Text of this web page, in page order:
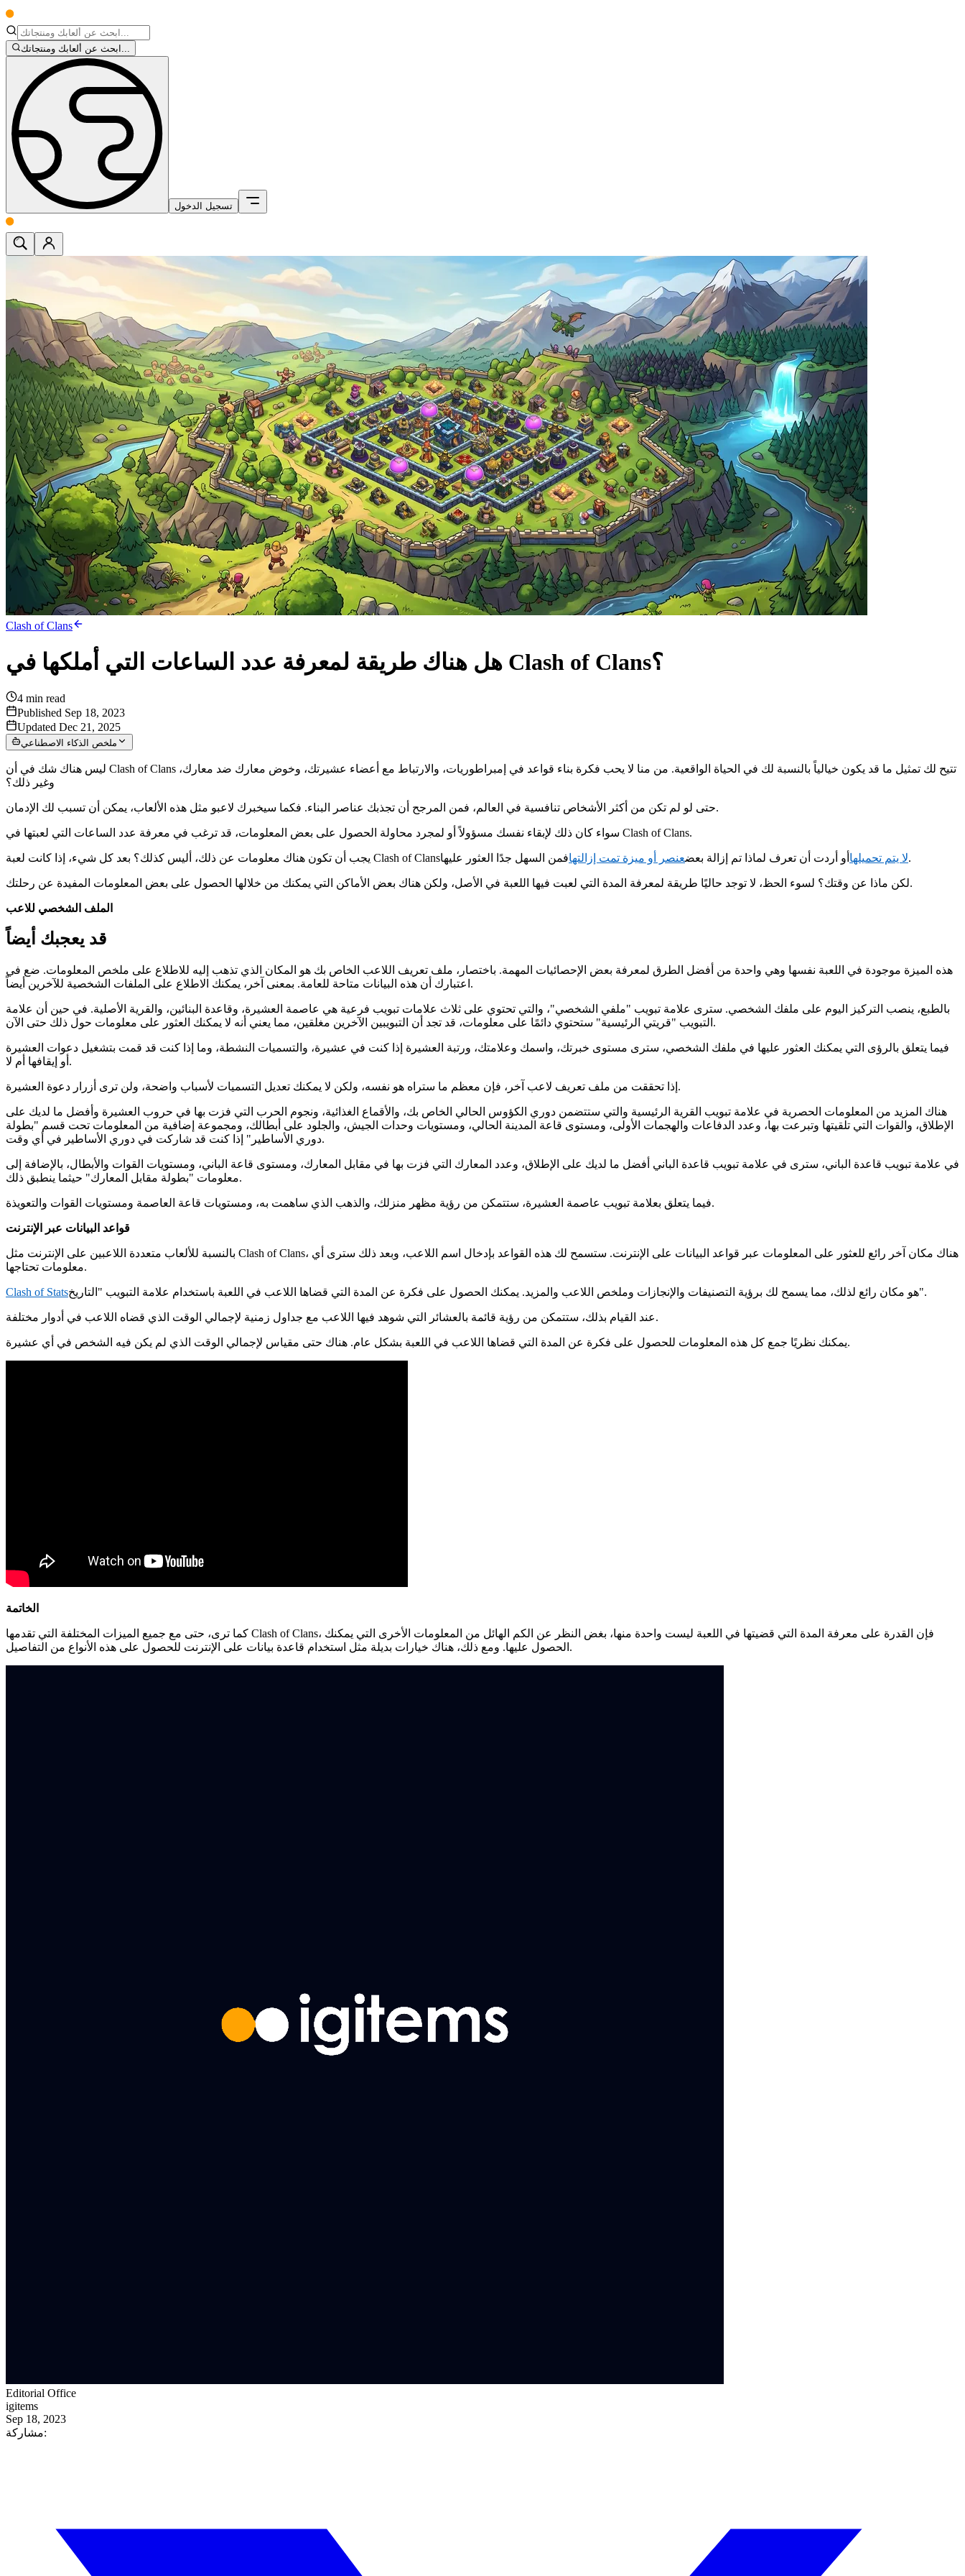
ابحث عن ألعابك ومنتجاتك...
تسجيل الدخول
Clash of Clans
هل هناك طريقة لمعرفة عدد الساعات التي أملكها في Clash of Clans؟
4 min read
Published Sep 18, 2023
Updated Dec 21, 2025
ملخص الذكاء الاصطناعي
ليس هناك شك في أن Clash of Clans تتيح لك تمثيل ما قد يكون خيالياً بالنسبة لك في الحياة الواقعية. من منا لا يحب فكرة بناء قواعد في إمبراطوريات، والارتباط مع أعضاء عشيرتك، وخوض معارك ضد معارك،
وغير ذلك؟
حتى لو لم تكن من أكثر الأشخاص تنافسية في العالم، فمن المرجح أن تجذبك عناصر البناء. فكما سيخبرك لاعبو مثل هذه الألعاب، يمكن أن تسبب لك الإدمان.
سواء كان ذلك لإبقاء نفسك مسؤولاً أو لمجرد محاولة الحصول على بعض المعلومات، قد ترغب في معرفة عدد الساعات التي لعبتها في Clash of Clans.
يجب أن تكون هناك معلومات عن ذلك، أليس كذلك؟ بعد كل شيء، إذا كانت لعبة Clash of Clans لا يتم تحميلها أو أردت أن تعرف لماذا تم إزالة بعضعنصر أو ميزة تمت إزالتها فمن السهل جدًا العثور عليها.
لكن ماذا عن وقتك؟ لسوء الحظ، لا توجد حاليًا طريقة لمعرفة المدة التي لعبت فيها اللعبة في الأصل، ولكن هناك بعض الأماكن التي يمكنك من خلالها الحصول على بعض المعلومات المفيدة عن رحلتك.
الملف الشخصي للاعب
قد يعجبك أيضاً
هذه الميزة موجودة في اللعبة نفسها وهي واحدة من أفضل الطرق لمعرفة بعض الإحصائيات المهمة. باختصار، ملف تعريف اللاعب الخاص بك هو المكان الذي تذهب إليه للاطلاع على ملخص المعلومات. ضع في
اعتبارك أن هذه البيانات متاحة للعامة. بمعنى آخر، يمكنك الاطلاع على الملفات الشخصية للآخرين أيضاً.
بالطبع، ينصب التركيز اليوم على ملفك الشخصي. سترى علامة تبويب "ملفي الشخصي"، والتي تحتوي على ثلاث علامات تبويب فرعية هي عاصمة العشيرة، وقاعدة البنائين، والقرية الأصلية. في حين أن علامة
التبويب "قريتي الرئيسية" ستحتوي دائمًا على معلومات، قد تجد أن التبويبين الآخرين مغلقين، مما يعني أنه لا يمكنك العثور على معلومات حول ذلك حتى الآن.
فيما يتعلق بالرؤى التي يمكنك العثور عليها في ملفك الشخصي، سترى مستوى خبرتك، واسمك وعلامتك، ورتبة العشيرة إذا كنت في عشيرة، والتسميات النشطة، وما إذا كنت قد قمت بتشغيل دعوات العشيرة
أو إيقافها أم لا.
إذا تحققت من ملف تعريف لاعب آخر، فإن معظم ما ستراه هو نفسه، ولكن لا يمكنك تعديل التسميات لأسباب واضحة، ولن ترى أزرار دعوة العشيرة.
هناك المزيد من المعلومات الحصرية في علامة تبويب القرية الرئيسية والتي ستتضمن دوري الكؤوس الحالي الخاص بك، والأقماع الغذائية، ونجوم الحرب التي فزت بها في حروب العشيرة وأفضل ما لديك على
الإطلاق، والقوات التي تلقيتها وتبرعت بها، وعدد الدفاعات والهجمات الأولى، ومستوى قاعة المدينة الحالي، ومستويات وحدات الجيش، والجلود على أبطالك، ومجموعة إضافية من المعلومات تحت قسم "بطولة
دوري الأساطير" إذا كنت قد شاركت في دوري الأساطير في أي وقت.
في علامة تبويب قاعدة الباني، سترى في علامة تبويب قاعدة الباني أفضل ما لديك على الإطلاق، وعدد المعارك التي فزت بها في مقابل المعارك، ومستوى قاعة الباني، ومستويات القوات والأبطال، بالإضافة إلى
معلومات "بطولة مقابل المعارك" حيثما ينطبق ذلك.
فيما يتعلق بعلامة تبويب عاصمة العشيرة، ستتمكن من رؤية مظهر منزلك، والذهب الذي ساهمت به، ومستويات قاعة العاصمة ومستويات القوات والتعويذة.
قواعد البيانات عبر الإنترنت
بالنسبة للألعاب متعددة اللاعبين على الإنترنت مثل Clash of Clans، هناك مكان آخر رائع للعثور على المعلومات عبر قواعد البيانات على الإنترنت. ستسمح لك هذه القواعد بإدخال اسم اللاعب، وبعد ذلك سترى أي
معلومات تحتاجها.
Clash of Stats هو مكان رائع لذلك، مما يسمح لك برؤية التصنيفات والإنجازات وملخص اللاعب والمزيد. يمكنك الحصول على فكرة عن المدة التي قضاها اللاعب في اللعبة باستخدام علامة التبويب "التاريخ".
عند القيام بذلك، ستتمكن من رؤية قائمة بالعشائر التي شوهد فيها اللاعب مع جداول زمنية لإجمالي الوقت الذي قضاه اللاعب في أدوار مختلفة.
يمكنك نظريًا جمع كل هذه المعلومات للحصول على فكرة عن المدة التي قضاها اللاعب في اللعبة بشكل عام. هناك حتى مقياس لإجمالي الوقت الذي لم يكن فيه الشخص في أي عشيرة.
الخاتمة
كما ترى، حتى مع جميع الميزات المختلفة التي تقدمها Clash of Clans، فإن القدرة على معرفة المدة التي قضيتها في اللعبة ليست واحدة منها، بغض النظر عن الكم الهائل من المعلومات الأخرى التي يمكنك
الحصول عليها. ومع ذلك، هناك خيارات بديلة مثل استخدام قاعدة بيانات على الإنترنت للحصول على هذه الأنواع من التفاصيل.
Editorial Office
igitems
Sep 18, 2023
مشاركة: